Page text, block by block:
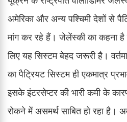
अमेरिका और अन्य पश्चिमी देशों से
मांग कर रहे हैं। जेलेंस्की का कहना है
लिए यह सिस्टम बेहद जरूरी है।
का पैट्रियट सिस्टम ही एकमात्र
इसके इंटरसेप्टर की भारी कमी के
रोकने में असमर्थ साबित हो रहा है।